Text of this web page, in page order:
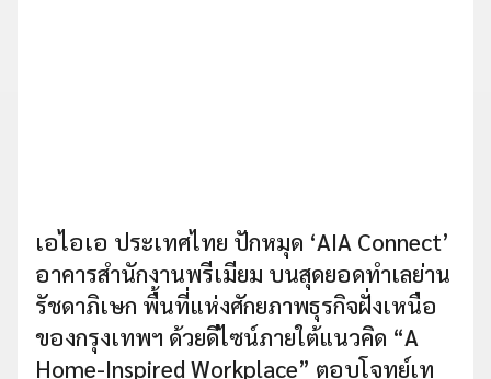
เอไอเอ ประเทศไทย ปักหมุด ‘AIA Connect’
อาคารสำนักงานพรีเมียม บนสุดยอดทำเลย่าน
รัชดาภิเษก พื้นที่แห่งศักยภาพธุรกิจฝั่งเหนือ
ของกรุงเทพฯ ด้วยดีไซน์ภายใต้แนวคิด “A
Home-Inspired Workplace” ตอบโจทย์เท